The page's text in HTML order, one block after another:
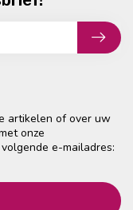
artikelen of over uw
onze
e-mailadres: